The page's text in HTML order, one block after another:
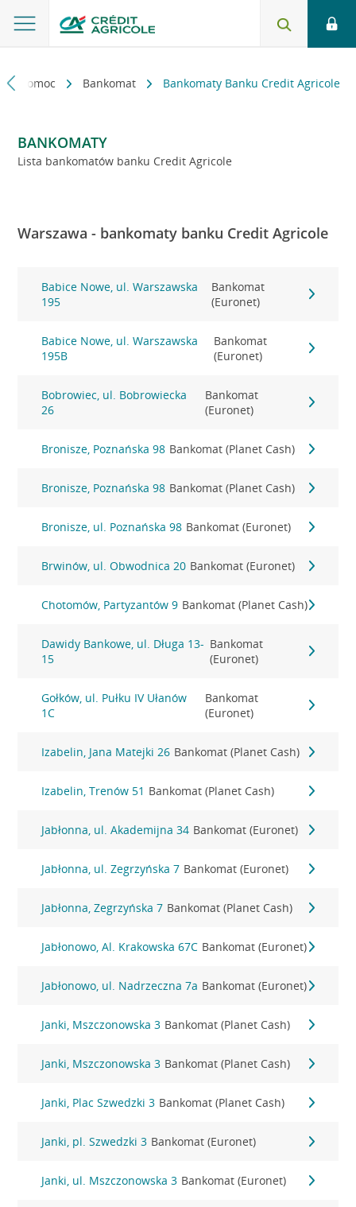
i pomoc Bankomat Bankomaty Banku Credit Agricole
BANKOMATY
Lista bankomatów banku Credit Agricole
Warszawa - bankomaty banku Credit Agricole
Babice Nowe, ul. Warszawska
195
Bankomat
(Euronet)
Babice Nowe, ul. Warszawska
195B
Bankomat
(Euronet)
Bobrowiec, ul. Bobrowiecka
26
Bankomat
(Euronet)
Bronisze, Poznańska 98 Bankomat (Planet Cash)
Bronisze, Poznańska 98 Bankomat (Planet Cash)
Bronisze, ul. Poznańska 98 Bankomat (Euronet)
Brwinów, ul. Obwodnica 20 Bankomat (Euronet)
Chotomów, Partyzantów 9 Bankomat (Planet Cash)
Dawidy Bankowe, ul. Długa 13-
15
Bankomat
(Euronet)
Gołków, ul. Pułku IV Ułanów
1C
Bankomat
(Euronet)
Izabelin, Jana Matejki 26 Bankomat (Planet Cash)
Izabelin, Trenów 51 Bankomat (Planet Cash)
Jabłonna, ul. Akademijna 34 Bankomat (Euronet)
Jabłonna, ul. Zegrzyńska 7 Bankomat (Euronet)
Jabłonna, Zegrzyńska 7 Bankomat (Planet Cash)
Jabłonowo, Al. Krakowska 67C Bankomat (Euronet)
Jabłonowo, ul. Nadrzeczna 7a Bankomat (Euronet)
Janki, Mszczonowska 3 Bankomat (Planet Cash)
Janki, Mszczonowska 3 Bankomat (Planet Cash)
Janki, Plac Szwedzki 3 Bankomat (Planet Cash)
Janki, pl. Szwedzki 3 Bankomat (Euronet)
Janki, ul. Mszczonowska 3 Bankomat (Euronet)